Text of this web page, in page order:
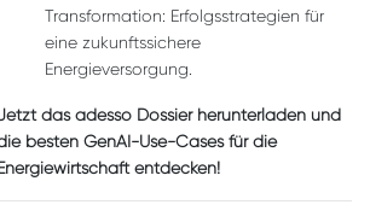
Transformation: Erfolgsstrategien für
eine zukunftssichere
Energieversorgung.
das adesso Dossier herunterladen und
besten GenAI-Use-Cases für die
entdecken!